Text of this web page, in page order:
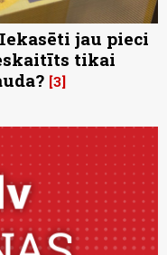
jau pieci
tikai
3